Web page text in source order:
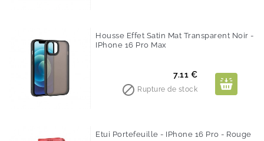
Housse Effet Satin Mat Transparent Noir -
IPhone 16 Pro Max
Prix
7.11 €
 Rupture de stock
Etui Portefeuille - IPhone 16 Pro - Rouge